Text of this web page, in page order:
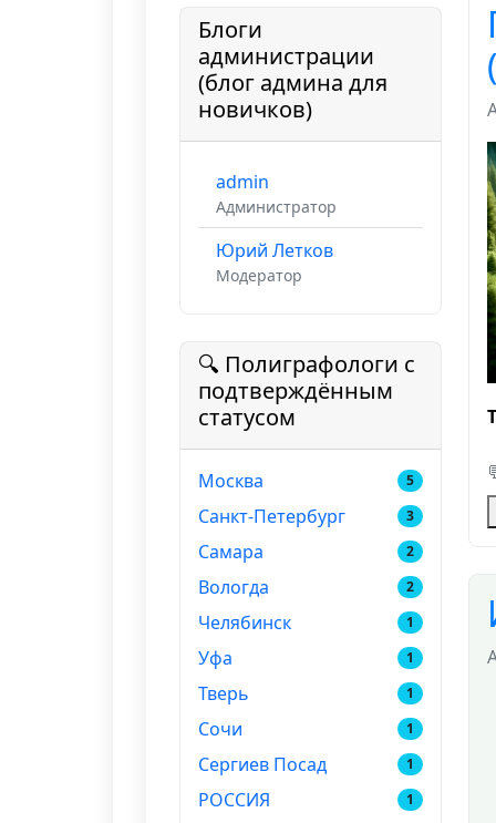
Блоги
администрации
(блог админа для
новичков)
admin
Администратор
Юрий Летков
Модератор
🔍 Полиграфологи с
подтверждённым
статусом
Москва 5
Санкт-Петербург 3
Самара 2
Вологда 2
Челябинск 1
Уфа 1
Тверь 1
Сочи 1
Сергиев Посад 1
РОССИЯ 1